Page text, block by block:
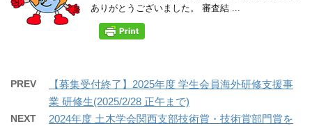
ありがとうございました。 審査結 ...
PREV
【募集受付終了】2025年度 学生会員海外研修支援事
業 研修生(2025/2/28 正午まで)
NEXT
2024年度 土木学会関西支部技術賞・技術賞部門賞を